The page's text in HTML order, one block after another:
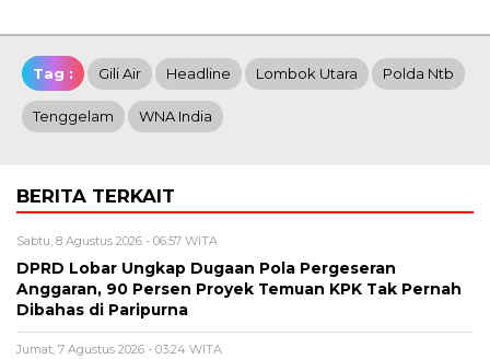
Tag : Gili Air Headline Lombok Utara Polda Ntb
Tenggelam WNA India
BERITA TERKAIT
Sabtu, 8 Agustus 2026 - 06:57 WITA
DPRD Lobar Ungkap Dugaan Pola Pergeseran
Anggaran, 90 Persen Proyek Temuan KPK Tak Pernah
Dibahas di Paripurna
Jumat, 7 Agustus 2026 - 03:24 WITA